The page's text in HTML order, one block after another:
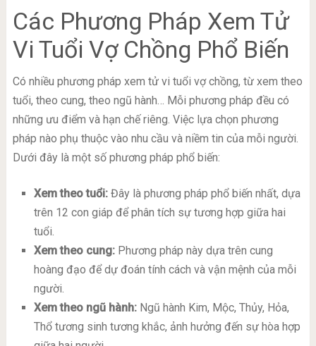
Các Phương Pháp Xem Tử
Vi Tuổi Vợ Chồng Phổ Biến
Có nhiều phương pháp xem tử vi tuổi vợ chồng, từ xem theo
tuổi, theo cung, theo ngũ hành… Mỗi phương pháp đều có
những ưu điểm và hạn chế riêng. Việc lựa chọn phương
pháp nào phụ thuộc vào nhu cầu và niềm tin của mỗi người.
Dưới đây là một số phương pháp phổ biến:
Xem theo tuổi:Đây là phương pháp phổ biến nhất, dựa
trên 12 con giáp để phân tích sự tương hợp giữa hai
tuổi.
Xem theo cung:Phương pháp này dựa trên cung
hoàng đạo để dự đoán tính cách và vận mệnh của mỗi
người.
Xem theo ngũ hành:Ngũ hành Kim, Mộc, Thủy, Hỏa,
Thổ tương sinh tương khắc, ảnh hưởng đến sự hòa hợp